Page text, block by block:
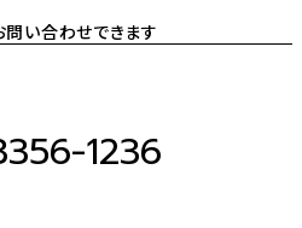
い合わせできます
1236